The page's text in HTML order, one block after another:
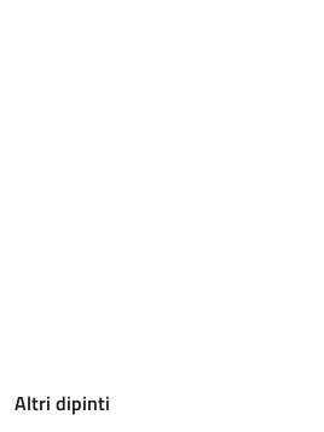
Altri dipinti